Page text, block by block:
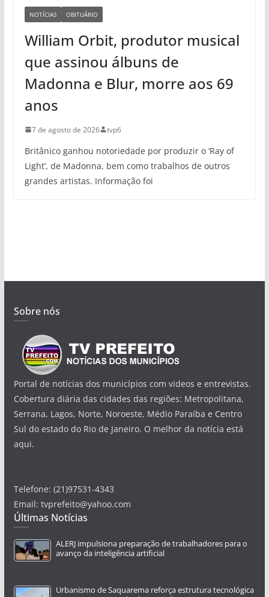
NOTÍCIAS OBITUÁRIO
William Orbit, produtor musical
que assinou álbuns de
Madonna e Blur, morre aos 69
anos
7 de agosto de 2026 tvp6
Britânico ganhou notoriedade por produzir o ‘Ray of
Light’, de Madonna, bem como trabalhos de outros
grandes artistas. Informação foi
Sobre nós
Portal de notícias dos municípios com videos e entrevistas.
Cobertura diária das cidades das regiões: Metropolitana,
Serrana, Lagos, Norte, Noroeste, Médio Paraíba e Centro
Sul do estado do Rio de Janeiro. O melhor da notícia está
aqui.
Telefone: (21)97531-4343
Email: tvprefeito@yahoo.com
Últimas Notícias
ALERJ impulsiona preparação de trabalhadores para o
avanço da inteligência artificial
Urbanismo de Saquarema reforça estrutura tecnológica